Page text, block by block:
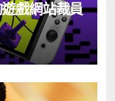
戲網站裁員